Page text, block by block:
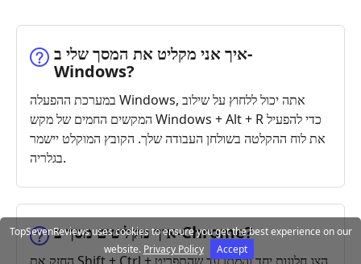
איך אני מקליט את המסך שלי ב-
Windows?
במערכת ההפעלה Windows, אתה יכול ללחוץ על שילוב
המקשים החמים של מקש Windows + Alt + R כדי להפעיל
את לוח ההקלטה בשולחן העבודה שלך. הקובץ המוקלט יישמר
בגלריה.
איך מקליטים מסך ב-Chrome?
החזק את Shift + Ctrl + הצג חלונות יחד והמתן עד שהתפריט
TopSevenReviews uses cookies to ensure you get the best experience on our
website. Privacy Policy Accept